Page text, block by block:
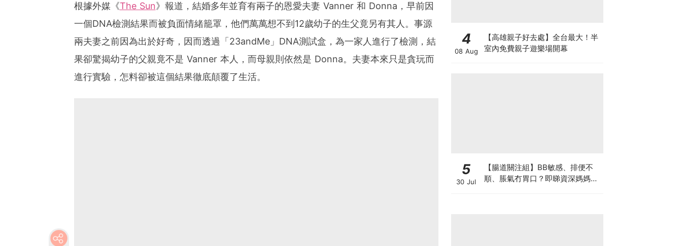
根據外媒《The Sun》報道，結婚多年並育有兩子的恩愛夫妻 Vanner 和 Donna，早前因
一個DNA檢測結果而被負面情緒籠罩，他們萬萬想不到12歲幼子的生父竟另有其人。事源
兩夫妻之前因為出於好奇，因而透過「23andMe」DNA測試盒，為一家人進行了檢測，結
果卻驚揭幼子的父親竟不是 Vanner 本人，而母親則依然是 Donna。夫妻本來只是貪玩而
進行實驗，怎料卻被這個結果徹底顛覆了生活。
4
08 Aug
【高雄親子好去處】全台最大！半
室內免費親子遊樂場開幕
5
30 Jul
【腸道關注組】BB敏感、排便不
順、脹氣冇胃口？即睇資深媽媽分